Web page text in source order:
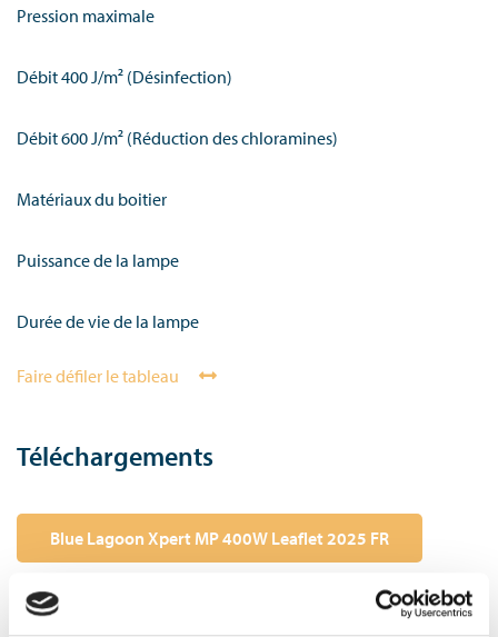
Pression maximale
Débit 400 J/m² (Désinfection)
Débit 600 J/m² (Réduction des chloramines)
Matériaux du boitier
Puissance de la lampe
Durée de vie de la lampe
Faire défiler le tableau
Téléchargements
Blue Lagoon Xpert MP 400W Leaflet 2025 FR